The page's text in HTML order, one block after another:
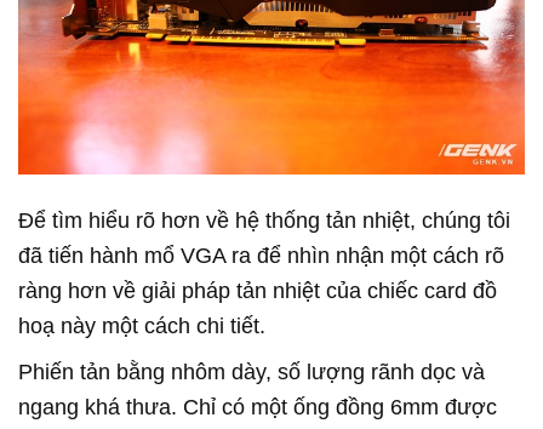
Để tìm hiểu rõ hơn về hệ thống tản nhiệt, chúng tôi
đã tiến hành mổ VGA ra để nhìn nhận một cách rõ
ràng hơn về giải pháp tản nhiệt của chiếc card đồ
hoạ này một cách chi tiết.
Phiến tản bằng nhôm dày, số lượng rãnh dọc và
ngang khá thưa. Chỉ có một ống đồng 6mm được